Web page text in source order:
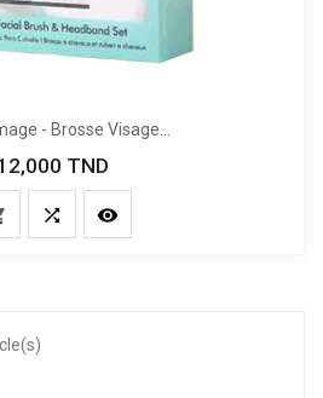
- Brosse Visage...
PrixTND
 